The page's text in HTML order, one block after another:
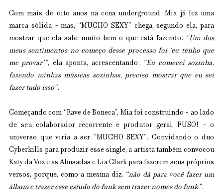
Com mais de oito anos na cena underground, Mia já fez uma
marca sólida - mas, “MUCHO SEXY” chega, segundo ela, para
mostrar que ela sabe muito bem o que está fazendo.
“Um dos
meus sentimentos no começo desse processo foi ‘eu tenho que
me provar’”, ela aponta, acrescentando:
“Eu comecei sozinha,
fazendo minhas músicas sozinhas, preciso mostrar que eu sei
fazer tudo isso”.
Começando com “Rave de Boneca”, Mia foi construindo - ao lado
de seu colaborador recorrente e produtor geral, FUSO! - o
universo que viria a ser “MUCHO SEXY”. Convidando o duo
Cyberkills para produzir esse single, a artista também convocou
Katy da Voz e as Abusadas e Lia Clark para fazerem seus próprios
versos, porque, como a mesma diz, “não dá para você fazer um
álbum e trazer esse estudo do funk sem trazer nomes do funk”.